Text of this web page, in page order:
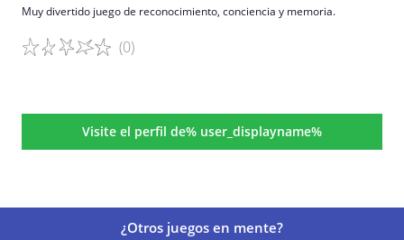
Muy divertido juego de reconocimiento, conciencia y memoria.
(0)
Visite el perfil de% user_displayname%
¿Otros juegos en mente?